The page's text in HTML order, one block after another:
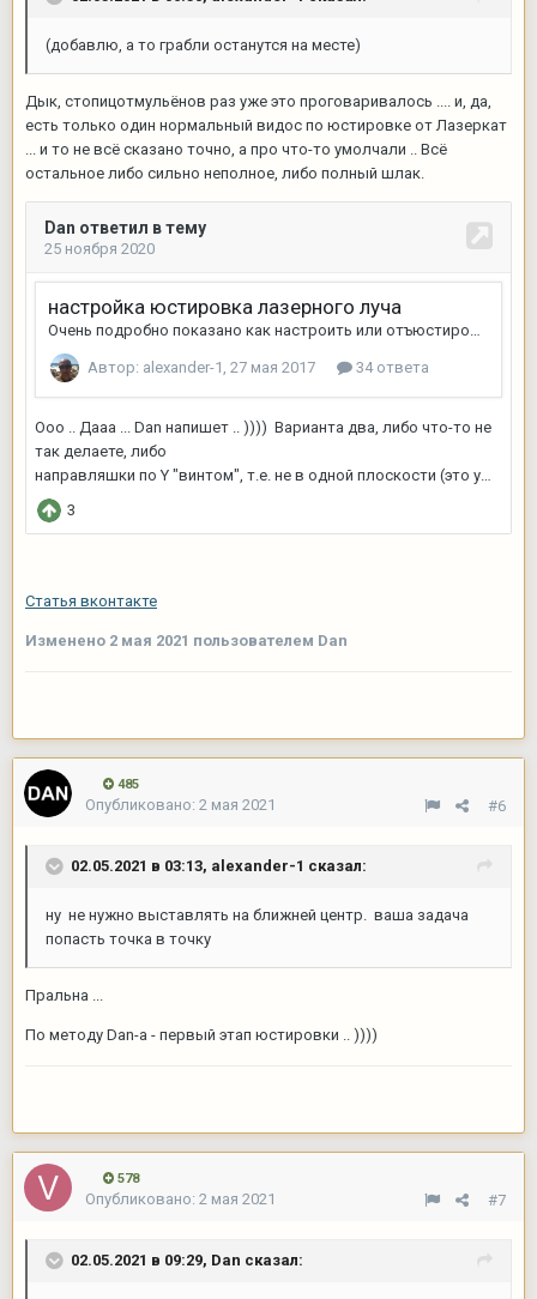
(добавлю, а то грабли останутся на месте)
Дык, стопицотмульёнов раз уже это проговаривалось .... и, да,
есть только один нормальный видос по юстировке от Лазеркат
... и то не всё сказано точно, а про что-то умолчали .. Всё
остальное либо сильно неполное, либо полный шлак.
Статья вконтакте
Изменено 2 мая 2021 пользователем Dan
485
#6
Опубликовано: 2 мая 2021
02.05.2021 в 03:13, alexander-1 сказал:
ну не нужно выставлять на ближней центр. ваша задача
попасть точка в точку
Пральна ...
По методу Dan-а - первый этап юстировки .. ))))
578
#7
Опубликовано: 2 мая 2021
02.05.2021 в 09:29, Dan сказал: